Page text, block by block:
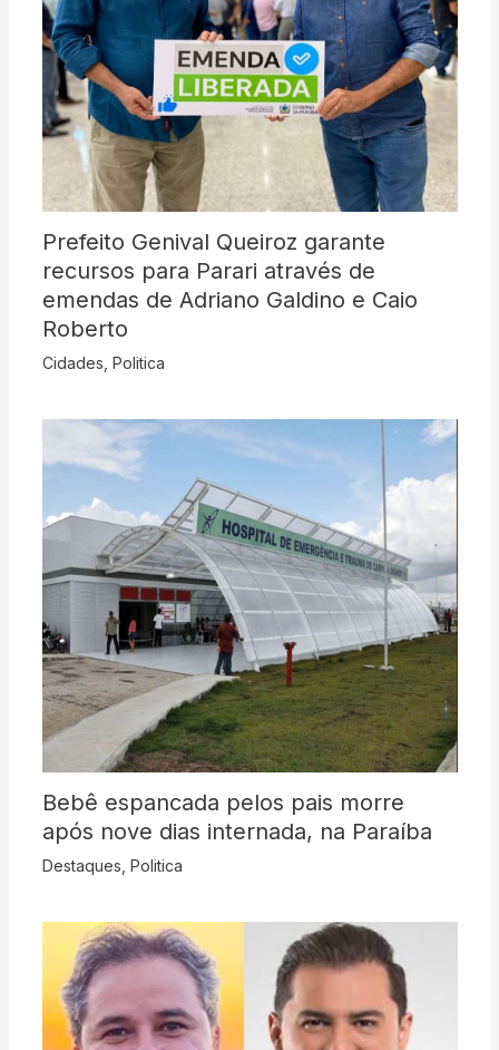
Prefeito Genival Queiroz garante
recursos para Parari através de
emendas de Adriano Galdino e Caio
Roberto
Cidades Politica
Bebê espancada pelos pais morre
após nove dias internada, na Paraíba
Destaques Politica